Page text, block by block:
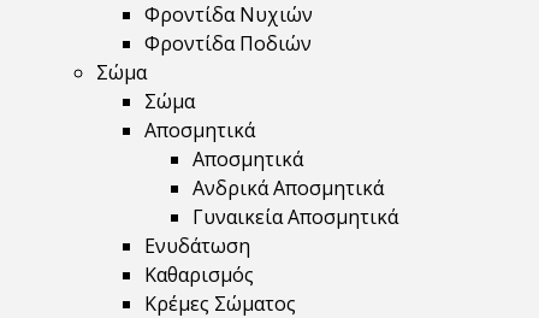
Φροντίδα Νυχιών
Φροντίδα Ποδιών
Σώμα
Σώμα
Αποσμητικά
Αποσμητικά
Ανδρικά Αποσμητικά
Γυναικεία Αποσμητικά
Ενυδάτωση
Καθαρισμός
Κρέμες Σώματος